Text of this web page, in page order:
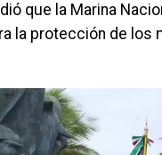
que la Marina
la protección de los